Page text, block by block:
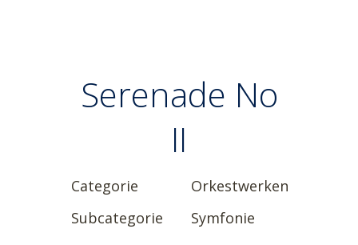
Serenade No
II
Categorie
Orkestwerken
Subcategorie
Symfonie